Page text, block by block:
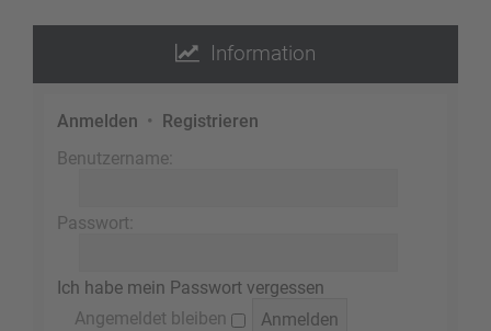
Information
Anmelden • Registrieren
Benutzername:
Passwort:
Ich habe mein Passwort vergessen
Angemeldet bleiben